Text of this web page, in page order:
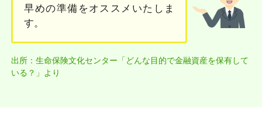
早めの準備をオススメいたしま
す。
出所：生命保険文化センター「どんな目的で金融資産を保有して
いる？」より